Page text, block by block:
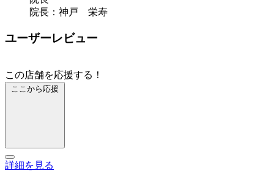
院長：神戸 栄寿
ユーザーレビュー
この店舗を応援する！
ここから応援
詳細を見る